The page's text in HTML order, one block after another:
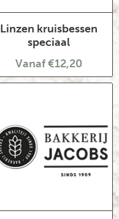
Linzen kruisbessen
speciaal
Vanaf €12,20